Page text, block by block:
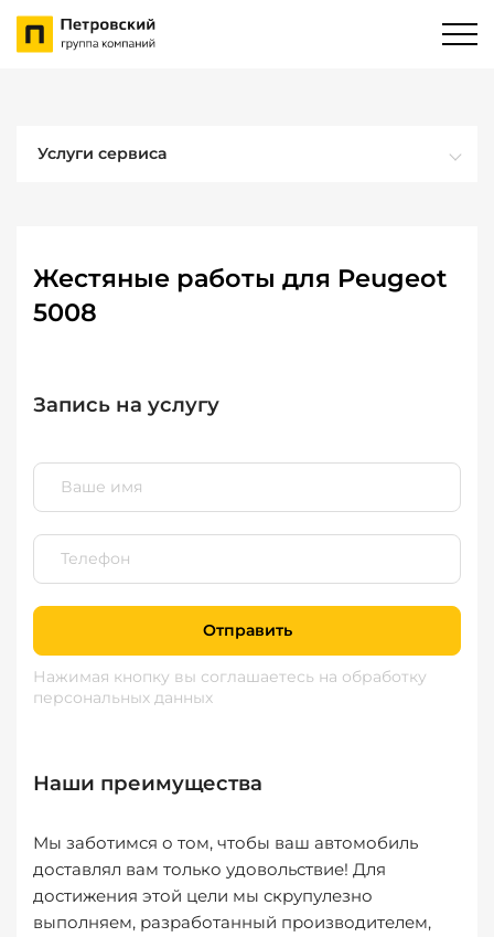
Услуги сервиса
Жестяные работы для Peugeot
5008
Запись на услугу
Отправить
Нажимая кнопку вы соглашаетесь на обработку
персональных данных
Наши преимущества
Мы заботимся о том, чтобы ваш автомобиль
доставлял вам только удовольствие! Для
достижения этой цели мы скрупулезно
выполняем, разработанный производителем,